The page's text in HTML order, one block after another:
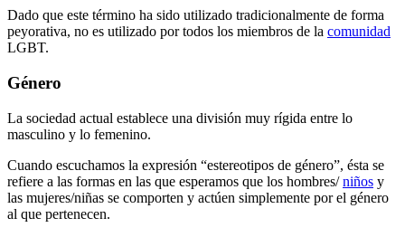
Dado que este término ha sido utilizado tradicionalmente de forma
peyorativa, no es utilizado por todos los miembros de la comunidad
LGBT.
Género
La sociedad actual establece una división muy rígida entre lo
masculino y lo femenino.
Cuando escuchamos la expresión “estereotipos de género”, ésta se
refiere a las formas en las que esperamos que los hombres/niños y
las mujeres/niñas se comporten y actúen simplemente por el género
al que pertenecen.